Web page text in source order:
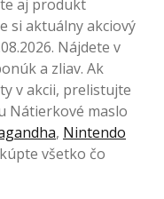
aj produkt
si aktuálny akciový
Nájdete v
a zliav. Ak
v akcii, prelistujte
Nátierkové maslo
, Nintendo
všetko čo